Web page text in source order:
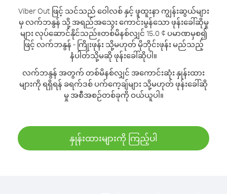
Viber Out ဖြင့် သင်သည် ဝေါလစ် နှင့် ဖူထူးနာ ကျွန်းဆွယ်များ
မှ လက်ဘနွန် သို့ အရည်အသွေး ကောင်းမွန်သော ဖုန်းခေါ်ဆိုမှု
များ လုပ်ဆောင်နိုင်သည်။တစ်မိနစ်လျှင် 15.0 ¢ ပမာဏမှစ၍
ဖြင့် လက်ဘနွန် - ကြိုးဖုန်း သို့မဟုတ် မိုဘိုင်းဖုန်း မည်သည့်
နံပါတ်သို့မဆို ဖုန်းခေါ်ဆိုပါ။
လက်ဘနွန် အတွက် တစ်မိနစ်လျှင် အကောင်းဆုံး နှုန်းထား
များကို ရရှိရန် ခရက်ဒစ် ပက်ကေ့ချ်များ သို့မဟုတ် ဖုန်းခေါ်ဆို
မှု အစီအစဉ်တစ်ခုကို ဝယ်ယူပါ။
နှုန်းထားများကို ကြည့်ပါ